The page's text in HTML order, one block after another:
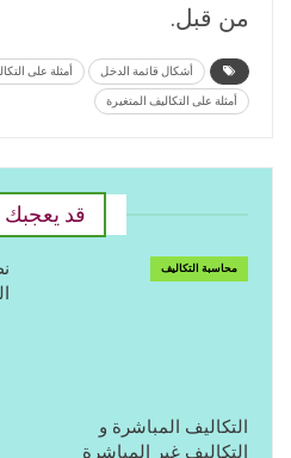
من قبل.
أشكال قائمة الدخل أمثلة على
أمثلة على التكاليف المتغيرة
قد يعجبك
محاسبة التكاليف
التكاليف المباشرة و
التكاليف غير المباشرة